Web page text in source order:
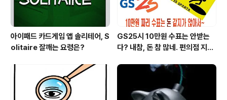
아이패드 카드게임 앱 솔리테어, S
olitaire 잘깨는 요령은?
GS25시 10만원 수표는 안받는
다? 내참, 돈 참 많네. 편의점 지에
지구만~